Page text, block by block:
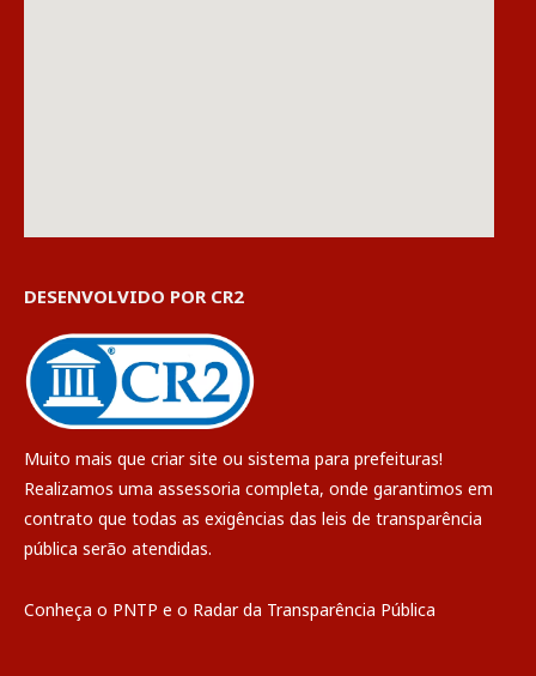
DESENVOLVIDO POR CR2
Muito mais que criar site ou sistema para prefeituras!
Realizamos uma assessoria completa, onde garantimos em
contrato que todas as exigências das leis de transparência
pública serão atendidas.
Conheça o PNTP e o Radar da Transparência Pública